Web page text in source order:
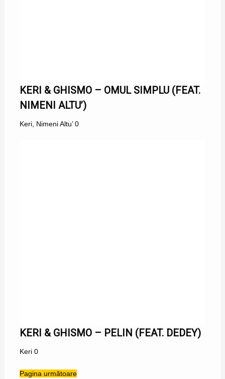
KERI & GHISMO – OMUL SIMPLU (FEAT.
NIMENI ALTU’)
Keri, Nimeni Altu’ 0
KERI & GHISMO – PELIN (FEAT. DEDEY)
Keri 0
Pagina următoare